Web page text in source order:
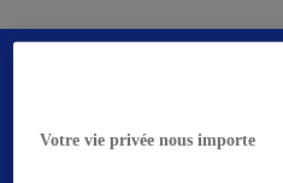
Envie d'en savoir plus
Votre vie privée nous importe